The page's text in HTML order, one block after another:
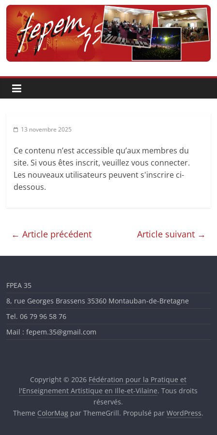
Passer
contenu
Fédération
pour
la
Pratique
et
l'Enseignement
en
Ille-
et-
Vilaine
13 novembre 2025
Ce contenu n’est accessible qu’aux membres du
site. Si vous êtes inscrit, veuillez vous connecter.
Les nouveaux utilisateurs peuvent s'inscrire ci-
dessous.
← Article précédent Article suivant →
FPEA 35
8, rue Georges Brassens 35360 Montauban-de-Bretagne
Tel. 06 79 96 58 76
Mail : fepem.35@gmail.com
Copyright © 2026 Fédération pour la Pratique et
l'Enseignement Artistique en Ille-et-Vilaine. Tous droits
réservés.
Theme ColorMag par ThemeGrill. Propulsé parWordPress.